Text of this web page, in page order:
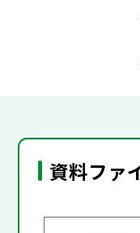
資料ファ